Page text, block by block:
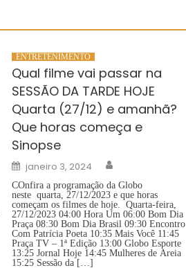
ENTRETENIMENTO
Qual filme vai passar na
SESSÃO DA TARDE HOJE
Quarta (27/12) e amanhã?
Que horas começa e
Sinopse
Posted
on
janeiro 3, 2024
COnfira a programação da Globo
neste quarta, 27/12/2023 e que horas
começam os filmes de hoje. Quarta-feira,
27/12/2023 04:00 Hora Um 06:00 Bom Dia
Praça 08:30 Bom Dia Brasil 09:30 Encontro
Com Patrícia Poeta 10:35 Mais Você 11:45
Praça TV – 1ª Edição 13:00 Globo Esporte
13:25 Jornal Hoje 14:45 Mulheres de Areia
15:25 Sessão da […]